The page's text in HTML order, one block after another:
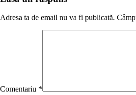
Adresa ta de email nu va fi publicată.
Comentariu *